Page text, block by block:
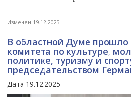
Изменен 19.12.2025
В областной Думе прошло
комитета по культуре,
политике, туризму и
председательством
Дата 19.12.2025